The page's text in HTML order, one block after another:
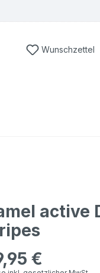
Du hast 0
Wunschzettel
active
Preis:
€